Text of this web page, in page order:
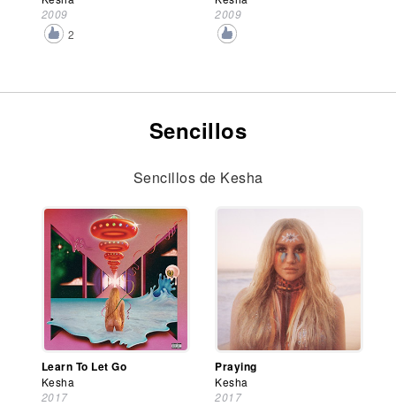
2009
2
2009
Sencillos
Sencillos de Kesha
Learn To Let Go
Kesha
2017
Praying
Kesha
2017